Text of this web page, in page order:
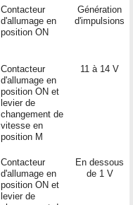
Contacteur
d'allumage en
position ON
Génération
d'impulsions
Contacteur
d'allumage en
position ON et
levier de
changement de
vitesse en
position M
11 à 14 V
Contacteur
d'allumage en
position ON et
levier de
En dessous
de 1 V